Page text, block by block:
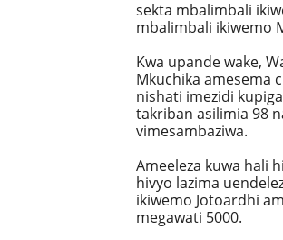
sekta mbalimbali
mbalimbali ikiwemo
Kwa upande wake,
Mkuchika amesema
nishati imezidi
takriban asilimia 98
vimesambaziwa.
Ameeleza kuwa hali
hivyo lazima
ikiwemo Jotoardhi
megawati 5000.